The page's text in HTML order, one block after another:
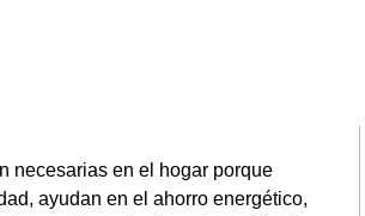
necesarias en el hogar porque
ayudan en el ahorro energético,